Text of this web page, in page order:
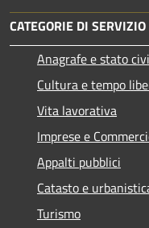
CATEGORIE DI SERVIZIO
Anagrafe e stato
Cultura e tempo
Vita lavorativa
Imprese e
Appalti pubblici
Catasto e
Turismo